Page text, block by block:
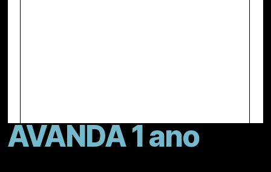
AVANDA 1 ano